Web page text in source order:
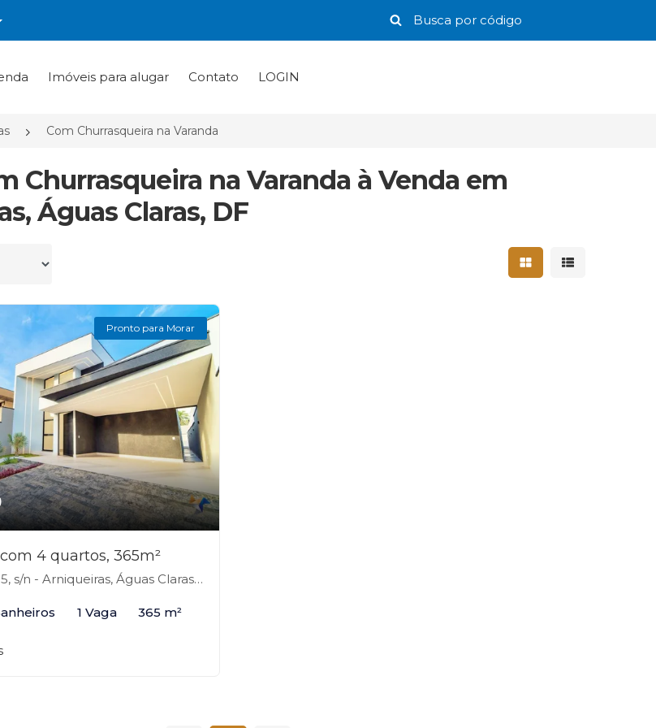
Imóveis para alugar Contato LOGIN
Com Churrasqueira na Varanda
Churrasqueira na Varanda à Venda em
Águas Claras, DF
Mostrar resultados
Mostrar
Pronto para Morar
4 quartos, 365m²
s/n - Arniqueiras, Águas Claras-DF
1 Vaga 365 m²